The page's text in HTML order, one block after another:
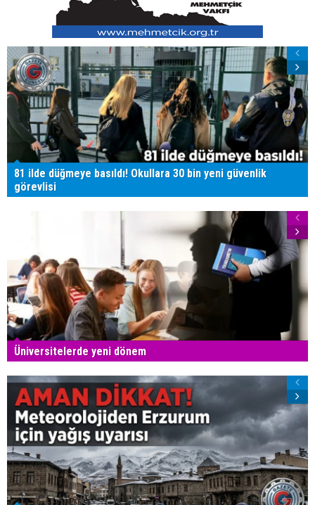
81 ilde düğmeye basıldı! Okullara 30 bin yeni güvenlik
görevlisi
Üniversitelerde yeni dönem